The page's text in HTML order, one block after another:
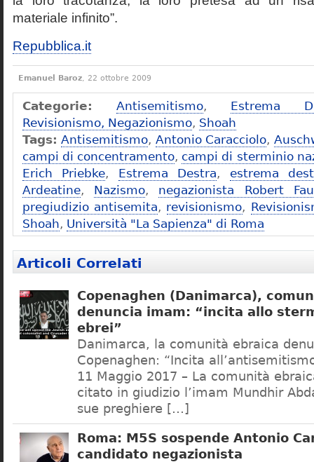
materiale infinito”.
Repubblica.it
Emanuel Baroz, 22 ottobre 2009
Categorie: Antisemitismo, Estrema
Revisionismo, Negazionismo, Shoah
Tags: Antisemitismo, Antonio Caracciolo,
campi di concentramento, campi di sterminio
Erich Priebke, Estrema Destra, estrema
Ardeatine, Nazismo, negazionista Robert
pregiudizio antisemita, revisionismo,
Shoah, Università "La Sapienza" di Roma
Articoli Correlati
Copenaghen (Danimarca),
denuncia imam: “incita allo
ebrei”
Danimarca, la comunità ebraica
Copenaghen: “Incita
11 Maggio 2017 – La comunità
citato in giudizio l’imam Mundhir
sue preghiere […]
Roma: M5S sospende Antonio
candidato negazionista